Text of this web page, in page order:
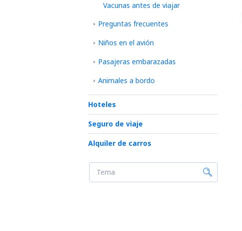
Vacunas antes de viajar
Preguntas frecuentes
Niños en el avión
Pasajeras embarazadas
Animales a bordo
Hoteles
Seguro de viaje
Alquiler de carros